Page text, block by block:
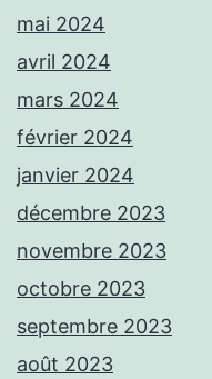
mai 2024
avril 2024
mars 2024
février 2024
janvier 2024
décembre 2023
novembre 2023
octobre 2023
septembre 2023
août 2023